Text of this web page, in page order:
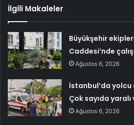
İlgili Makaleler
Büyükşehir
Caddesi’nde
Ağustos 6, 2026
İstanbul’da
Çok sayıda yaralı
Ağustos 6, 2026